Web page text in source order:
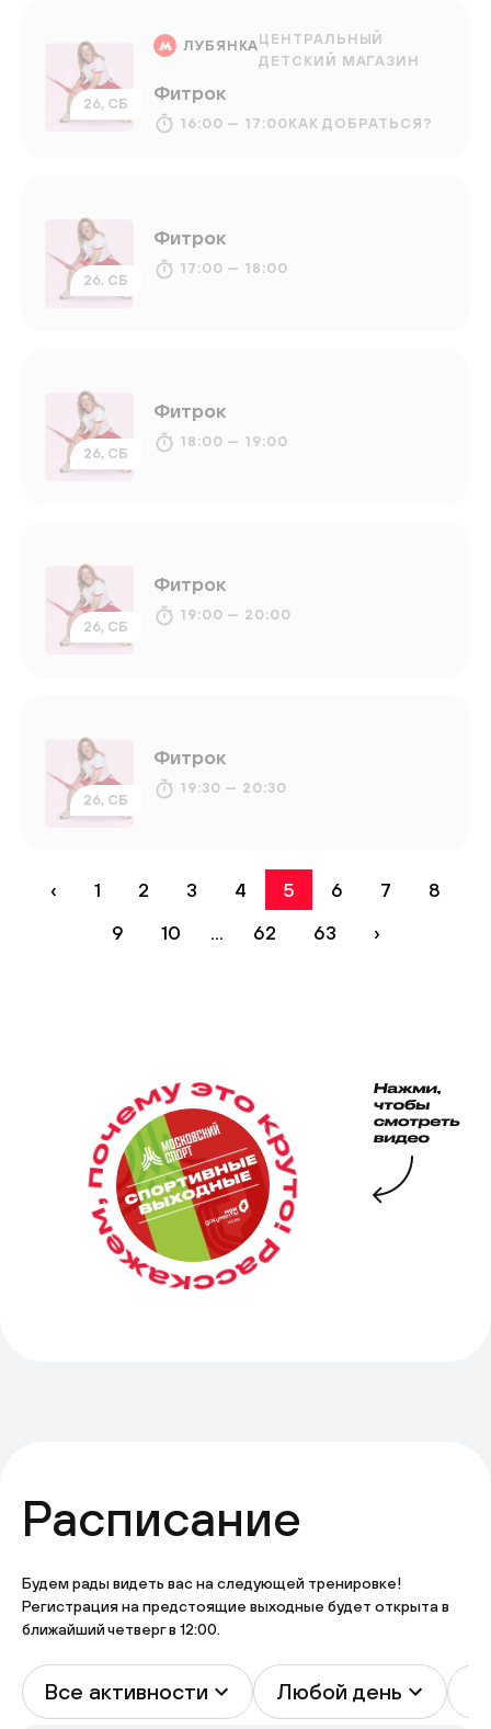
26, СБ
ЛУБЯНКАЦЕНТРАЛЬНЫЙ
ДЕТСКИЙ МАГАЗИН
Фитрок
16:00 — 17:00КАК ДОБРАТЬСЯ?
26, СБ
Фитрок
17:00 — 18:00
26, СБ
Фитрок
18:00 — 19:00
26, СБ
Фитрок
19:00 — 20:00
26, СБ
Фитрок
19:30 — 20:30
‹ 1 2 3 4 5 6 7
8
9
10 ... 62 63 ›
Расписание
Будем рады видеть вас на следующей тренировке!
Регистрация на предстоящие выходные будет открыта в
ближайший четверг в 12:00.
Все активности Любой день